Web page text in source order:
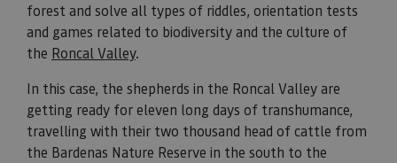
forest and solve all types of riddles, orientation tests
and games related to biodiversity and the culture of
the Roncal Valley.
In this case, the shepherds in the Roncal Valley are
getting ready for eleven long days of transhumance,
travelling with their two thousand head of cattle from
the Bardenas Nature Reserve in the south to the